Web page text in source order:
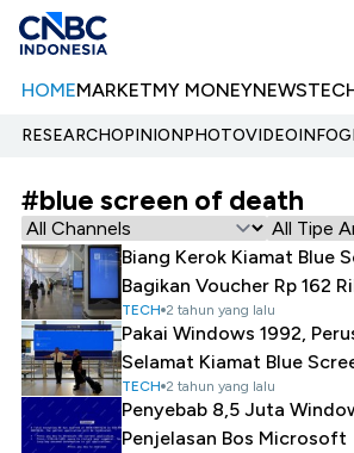
HOMEMARKETMY MONEYNEWS
RESEARCHOPINIONPHOTOVIDEO
#blue screen of death
Biang Kerok Kiamat Blue
Bagikan Voucher Rp 162
TECH 2 tahun yang lalu
Pakai Windows 1992,
Selamat Kiamat Blue
TECH 2 tahun yang lalu
Penyebab 8,5 Juta
Penjelasan Bos Microsoft